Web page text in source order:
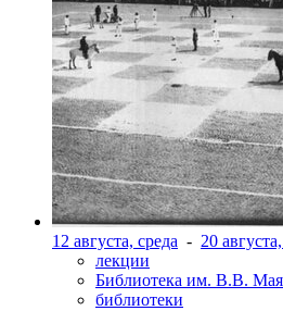
12 августа, среда - 20
лекции
Библиотека им. В.В.
библиотеки